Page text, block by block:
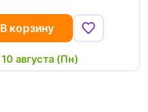
В корзину
10 августа (Пн)